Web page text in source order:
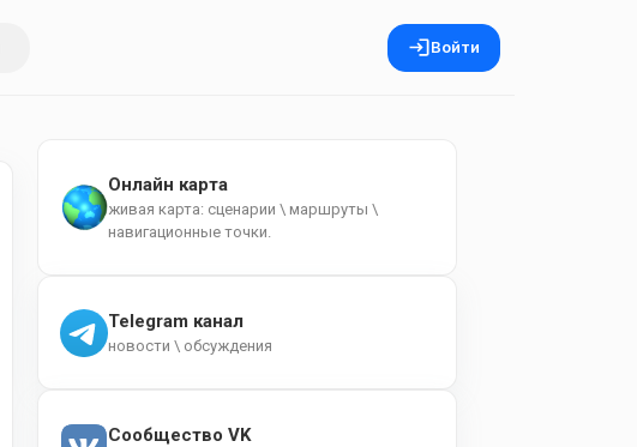
Войти
Онлайн карта
живая карта: сценарии \ маршруты \
навигационные точки.
Telegram канал
новости \ обсуждения
Сообщество VK